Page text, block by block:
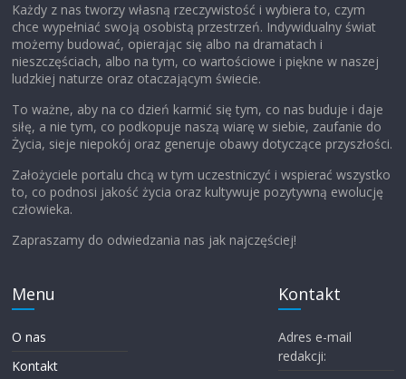
Każdy z nas tworzy własną rzeczywistość i wybiera to, czym
chce wypełniać swoją osobistą przestrzeń. Indywidualny świat
możemy budować, opierając się albo na dramatach i
nieszczęściach, albo na tym, co wartościowe i piękne w naszej
ludzkiej naturze oraz otaczającym świecie.
To ważne, aby na co dzień karmić się tym, co nas buduje i daje
siłę, a nie tym, co podkopuje naszą wiarę w siebie, zaufanie do
Życia, sieje niepokój oraz generuje obawy dotyczące przyszłości.
Założyciele portalu chcą w tym uczestniczyć i wspierać wszystko
to, co podnosi jakość życia oraz kultywuje pozytywną ewolucję
człowieka.
Zapraszamy do odwiedzania nas jak najczęściej!
Menu
O nas
Kontakt
Kontakt
Adres e-mail
redakcji: